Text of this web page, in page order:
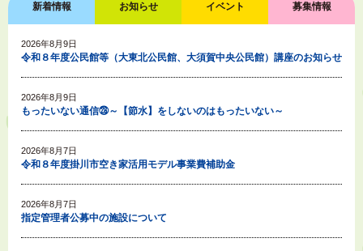
新着情報 お知らせ イベント 募集情報
2026年8月9日
令和８年度公民館等（大東北公民館、大須賀中央公民館）講座のお知らせ
2026年8月9日
もったいない通信㉘～【節水】をしないのはもったいない～
2026年8月7日
令和８年度掛川市空き家活用モデル事業費補助金
2026年8月7日
指定管理者公募中の施設について